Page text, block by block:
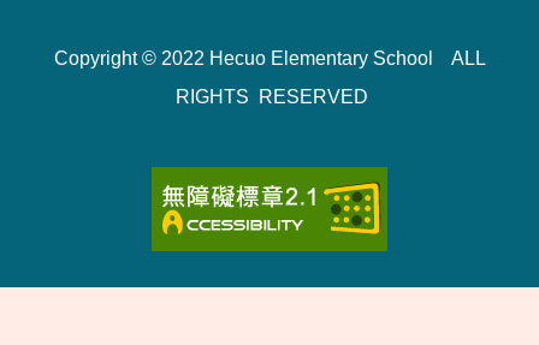
Copyright © 2022 Hecuo Elementary School ALL
RIGHTS RESERVED